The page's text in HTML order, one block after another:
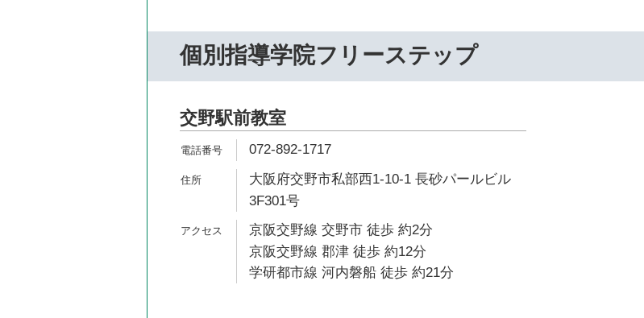
個別指導学院フリーステップ
交野駅前教室
072-892-1717
大阪府交野市私部西1-10-1 長砂パールビル
3F301号
京阪交野線 交野市 徒歩 約2分
京阪交野線 郡津 徒歩 約12分
学研都市線 河内磐船 徒歩 約21分